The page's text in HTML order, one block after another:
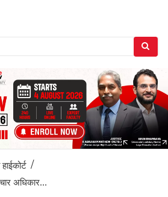
हाईकोर्ट /
अधिकार...